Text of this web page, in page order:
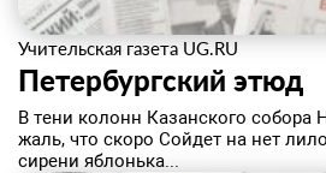
Учительская газета UG.RU
Петербургский этюд
В тени колонн Казанского собора
жаль, что скоро Сойдет на нет
сирени яблонька...